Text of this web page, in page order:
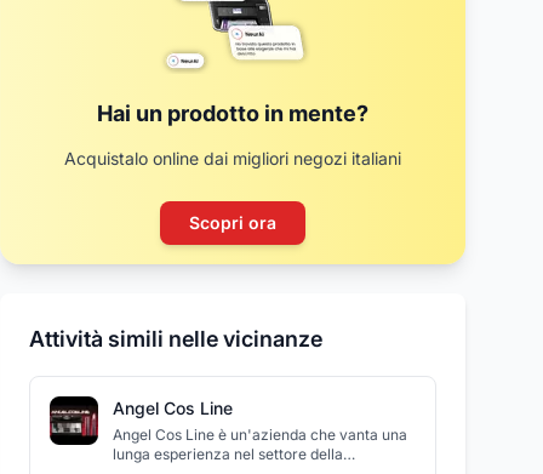
Hai un prodotto in mente?
Acquistalo online dai migliori negozi italiani
Scopri ora
Attività simili nelle vicinanze
Angel Cos Line
Angel Cos Line è un'azienda che vanta una
lunga esperienza nel settore della